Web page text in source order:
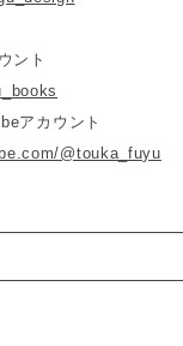
ント
アカウント
@touka_fuyu